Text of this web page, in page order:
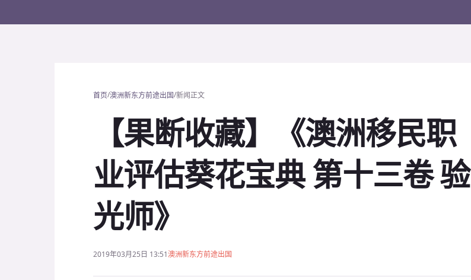
首页/澳洲新东方前途出国/新闻正文
【果断收藏】《澳洲移民职
业评估葵花宝典 第十三卷 验
光师》
2019年03月25日 13:51澳洲新东方前途出国